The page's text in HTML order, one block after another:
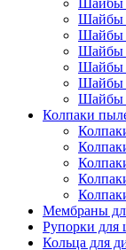
Шайбы
Шайбы
Шайбы
Шайбы
Шайбы
Шайбы
Шайбы
Колпаки
Мембраны
Рупорки для
Кольца для